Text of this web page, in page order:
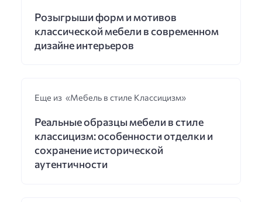
Розыгрыши форм и мотивов
классической мебели в современном
дизайне интерьеров
Еще из «Мебель в стиле Классицизм»
Реальные образцы мебели в стиле
классицизм: особенности отделки и
сохранение исторической
аутентичности